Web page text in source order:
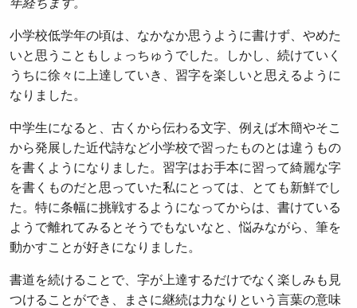
年経ちます。
小学校低学年の頃は、なかなか思うように書けず、やめた
いと思うこともしょっちゅうでした。しかし、続けていく
うちに徐々に上達していき、習字を楽しいと思えるように
なりました。
中学生になると、古くから伝わる文字、例えば木簡やそこ
から発展した近代詩など小学校で習ったものとは違うもの
を書くようになりました。習字はお手本に習って綺麗な字
を書くものだと思っていた私にとっては、とても新鮮でし
た。特に条幅に挑戦するようになってからは、書けている
ようで離れてみるとそうでもないなと、悩みながら、筆を
動かすことが好きになりました。
書道を続けることで、字が上達するだけでなく楽しみも見
つけることができ、まさに継続は力なりという言葉の意味